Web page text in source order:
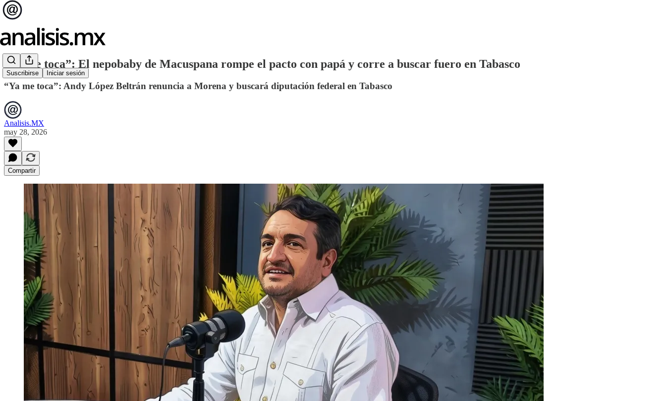
Suscribirse Iniciar sesión
“Ya me toca”: El nepobaby de Macuspana rompe el pacto con papá y corre a buscar fuero en Tabasco
“Ya me toca”: Andy López Beltrán renuncia a Morena y buscará diputación federal en Tabasco
Analisis.MX
may 28, 2026
Compartir